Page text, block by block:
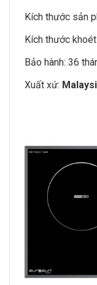
Kích thước sản
Kích thước
Bảo hành: 36
Xuất xứ: